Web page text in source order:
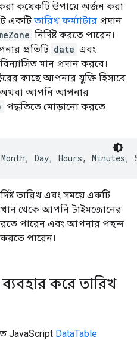
কয়েকটি উপায়ে অর্জন করা
একটি তারিখ ফর্ম্যাটার প্রদান
নির্দিষ্ট করতে পারেন।
প্রতিটি date এবং
মান প্রদান করবে।
কাছে আপনার যুক্তি হিসাবে
অথবা আপনি আপনার
পদ্ধতিতে মোড়ানো করতে
Month, Day, Hours,
তারিখ এবং সময়ে একটি
থেকে আপনি টাইমজোনের
পারেন এবং আপনার পছন্দ
পারেন।
ব্যবহার করে তারিখ
JavaScript DataTable